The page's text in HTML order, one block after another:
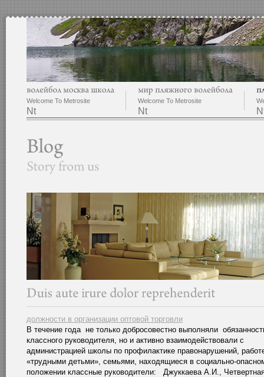
Welcome To Metrosite
Nt
Welcome To Metrosite
Nt
должности в организации оптовой торговли
В течение года не только добросовестно выполняли
классного руководителя, но и активно взаимодействовали с
администрацией школы по профилактике правонарушений,
«трудными детьми», семьями, находящиеся в социально-
положении классные руководители: Джуккаева А.И.,